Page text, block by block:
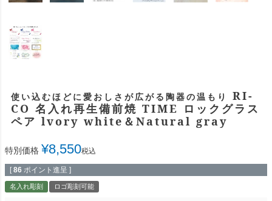
使い込むほどに愛おしさが広がる陶器の温もり
RI-
CO 名入れ再生備前焼 TIME ロックグラス
ペア lvory white＆Natural gray
特別価格 ¥8,550税込
[ 86 ポイント進呈 ]
名入れ彫刻 ロゴ彫刻可能